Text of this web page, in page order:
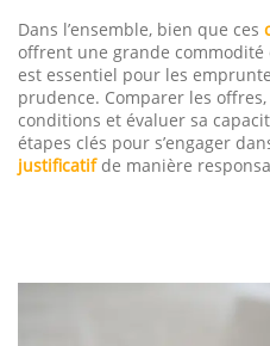
Dans l’ensemble, bien que ces
offrent une grande commodité
est essentiel pour les
prudence. Comparer les
conditions et évaluer sa
étapes clés pour s’engager
justificatifde manière